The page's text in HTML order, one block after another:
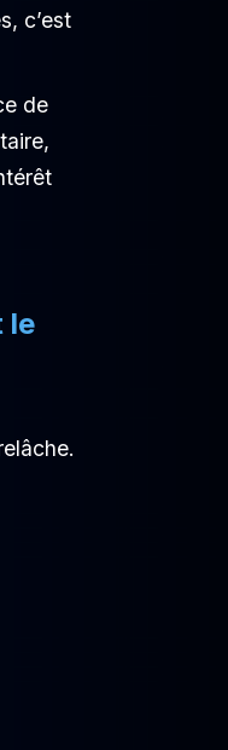
c’est
de
le